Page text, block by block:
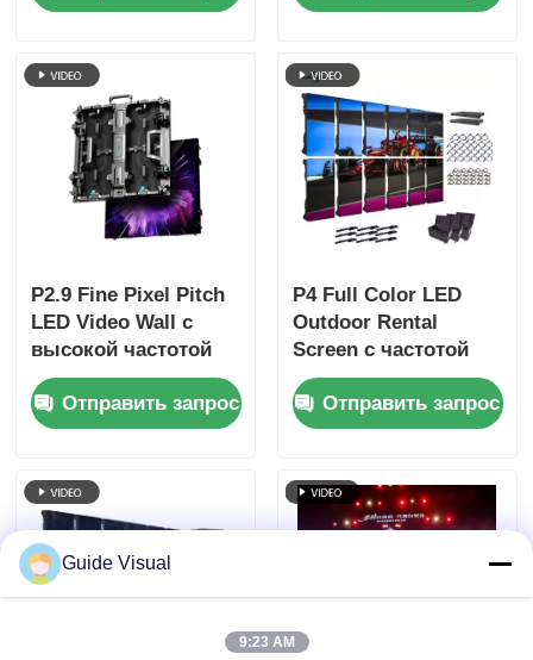
полноцветным
IP65 для концертов
и сценических
мероприятий
мм, частотой
и яркостью 4500 кд/
кв.м.
P2.9 Fine Pixel Pitch
LED Video Wall с
высокой частотой
обновления 7680 Гц
и двойным
питанием и
сигнала для сцены
Отправить запрос
P4 Full Color LED
Outdoor Rental
Screen с частотой
обновления 7680 Гц
и
водонепроницаемым
настенного дисплея
Отправить запрос
Guide Visual
9:23 AM